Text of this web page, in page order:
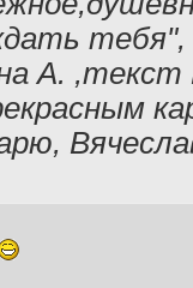
тебя",
А.